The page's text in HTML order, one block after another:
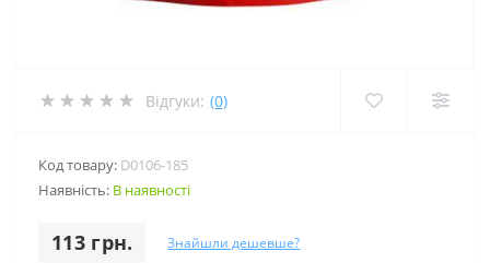
Відгуки: (0)
Код товару: D0106-185
Наявність: В наявності
113 грн. Знайшли дешевше?